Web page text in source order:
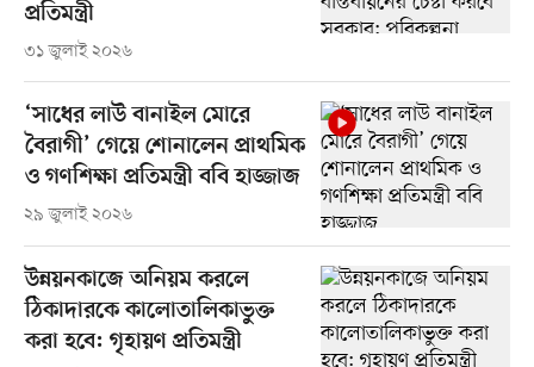
প্রতিমন্ত্রী
৩১ জুলাই ২০২৬
‘সাধের লাউ বানাইল মোরে
বৈরাগী’ গেয়ে শোনালেন প্রাথমিক
ও গণশিক্ষা প্রতিমন্ত্রী ববি হাজ্জাজ
২৯ জুলাই ২০২৬
উন্নয়নকাজে অনিয়ম করলে
ঠিকাদারকে কালোতালিকাভুক্ত
করা হবে: গৃহায়ণ প্রতিমন্ত্রী